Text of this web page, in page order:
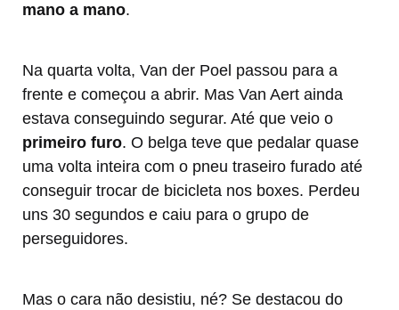
mano a mano.
Na quarta volta, Van der Poel passou para a
frente e começou a abrir. Mas Van Aert ainda
estava conseguindo segurar. Até que veio o
primeiro furo. O belga teve que pedalar quase
uma volta inteira com o pneu traseiro furado até
conseguir trocar de bicicleta nos boxes. Perdeu
uns 30 segundos e caiu para o grupo de
perseguidores.
Mas o cara não desistiu, né? Se destacou do